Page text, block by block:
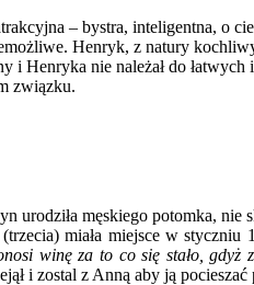
– bystra, inteligentna, o
Henryk, z natury
Henryka nie należał do
związku.
urodziła męskiego potomka, nie
miała miejsce w
winę za to co się stało, gdyż
i zostal z Anną aby ją